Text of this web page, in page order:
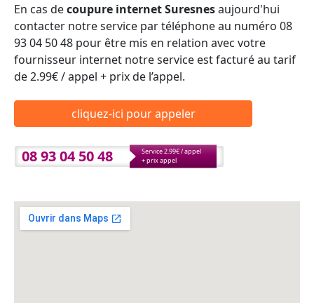
En cas decoupure internet Suresnesaujourd'hui
contacter notre service par téléphone au numéro 08
93 04 50 48 pour être mis en relation avec votre
fournisseur internet notre service est facturé au tarif
de 2.99€ / appel + prix de l’appel.
cliquez-ici pour appeler
08 93 04 50 48
Service 2.99€ / appel
+ prix appel